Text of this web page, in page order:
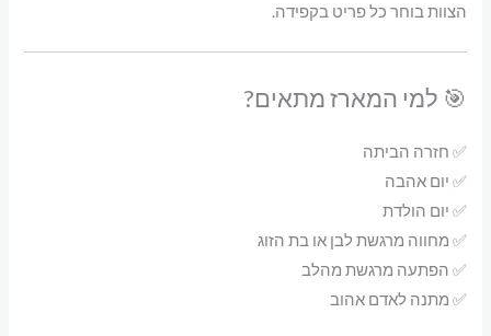
הצוות בוחר כל פריט בקפידה.
🎯 למי המארז מתאים?
✅ חזרה הביתה
✅ יום אהבה
✅ יום הולדת
✅ מחווה מרגשת לבן או בת הזוג
✅ הפתעה מרגשת מהלב
✅ מתנה לאדם אהוב